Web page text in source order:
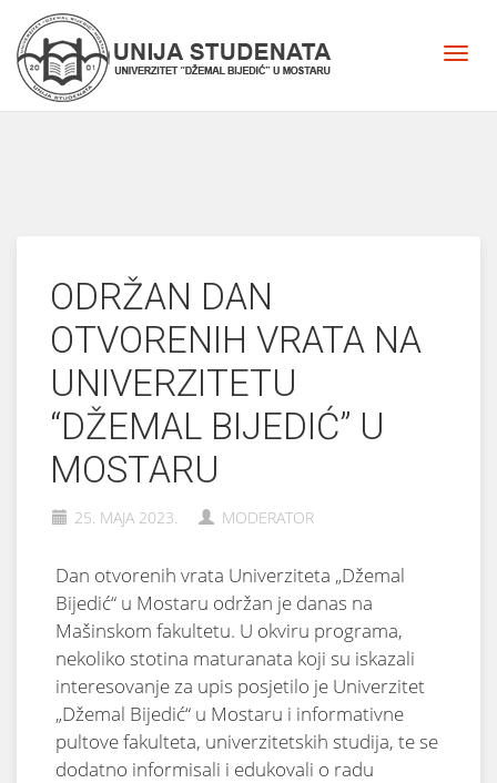
ODRŽAN DAN
OTVORENIH VRATA NA
UNIVERZITETU
“DŽEMAL BIJEDIĆ” U
MOSTARU
25. MAJA 2023. MODERATOR
Dan otvorenih vrata Univerziteta „Džemal
Bijedić“ u Mostaru održan je danas na
Mašinskom fakultetu. U okviru programa,
nekoliko stotina maturanata koji su iskazali
interesovanje za upis posjetilo je Univerzitet
„Džemal Bijedić“ u Mostaru i informativne
pultove fakulteta, univerzitetskih studija, te se
dodatno informisali i edukovali o radu